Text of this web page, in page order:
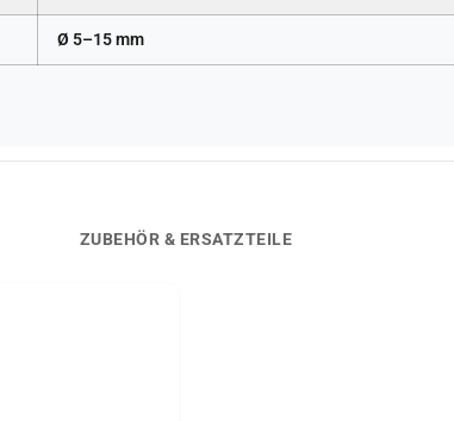
Ø 5–15 mm
ZUBEHÖR & ERSATZTEILE